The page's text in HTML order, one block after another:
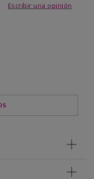
Escribir una opinión